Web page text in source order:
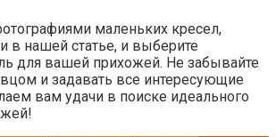
маленьких кресел,
в нашей статье, и выберите
для вашей прихожей. Не забывайте
и задавать все интересующие
вам удачи в поиске идеального